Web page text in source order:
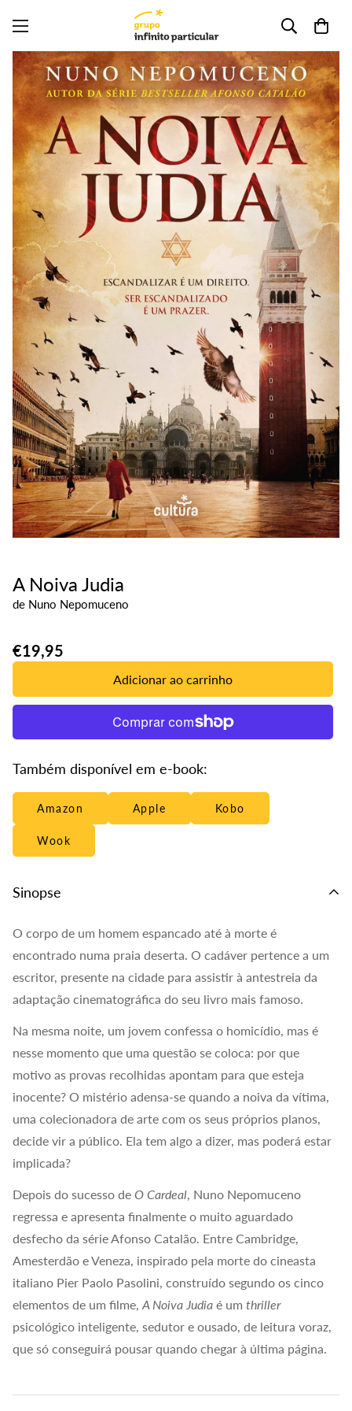
A Noiva Judia
de Nuno Nepomuceno
Translation
missing:
PT.products.product.price.regular_price
€19,95
Adicionar ao carrinho
Também disponível em e-book:
Amazon Apple Kobo
Wook
Sinopse
O corpo de um homem espancado até à morte é
encontrado numa praia deserta. O cadáver pertence a um
escritor, presente na cidade para assistir à antestreia da
adaptação cinematográfica do seu livro mais famoso.
Na mesma noite, um jovem confessa o homicídio, mas é
nesse momento que uma questão se coloca: por que
motivo as provas recolhidas apontam para que esteja
inocente? O mistério adensa-se quando a noiva da vítima,
uma colecionadora de arte com os seus próprios planos,
decide vir a público. Ela tem algo a dizer, mas poderá estar
implicada?
Depois do sucesso de O Cardeal, Nuno Nepomuceno
regressa e apresenta finalmente o muito aguardado
desfecho da série Afonso Catalão. Entre Cambridge,
Amesterdão e Veneza, inspirado pela morte do cineasta
italiano Pier Paolo Pasolini, construído segundo os cinco
elementos de um filme, A Noiva Judia é um thriller
psicológico inteligente, sedutor e ousado, de leitura voraz,
que só conseguirá pousar quando chegar à última página.